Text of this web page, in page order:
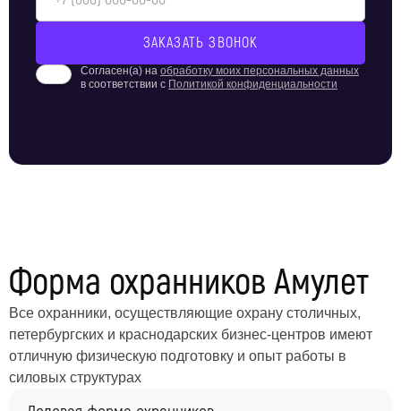
Согласен(а) на обработку моих персональных данных
в соответствии с Политикой конфиденциальности
Форма охранников Амулет
Все охранники, осуществляющие охрану столичных,
петербургских и краснодарских бизнес-центров имеют
отличную физическую подготовку и опыт работы в
силовых структурах